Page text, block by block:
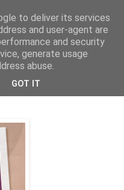
to deliver its services
and user-agent are
and security
generate usage
abuse.
GOT IT